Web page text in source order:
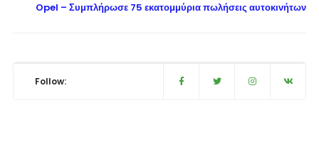
Opel – Συμπλήρωσε 75 εκατομμύρια πωλήσεις αυτοκινήτων
Follow: